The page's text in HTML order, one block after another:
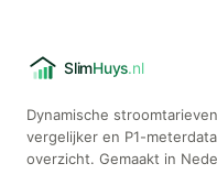
Dynamische
vergelijker en P1-
overzicht. Gemaakt in